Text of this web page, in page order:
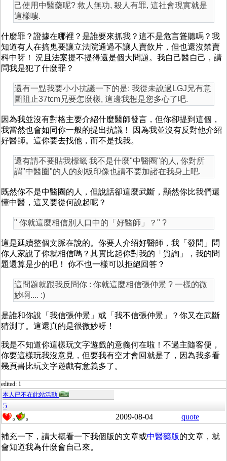
己使用中醫藥呢? 救人無功, 殺人有罪, 這社會現實就是
這樣嘍.
什麼罪？證據在哪裡？是誰要來抓我？這不是危言聳聽嗎？我
知道有人在搞鬼要讓立法院通過不讓人賣飲片，但也還沒禁賣
科中呀！ 況且法案提不提得還是個大問題。我自己醫自己，請
問我是犯了什麼罪？
還有一點我要小小抗議一下的是: 我從未說過LGJ兄有意
圖阻止37tcm兄要怎麼樣, 這邊我想是您多心了吧.
因為我並沒有對格主要介紹什麼醫師發言，但你卻提到這個，
我當然也會如同你一般的提出抗議！ 因為我並沒有反對他介紹
好醫師。這你要去找他，而不是找我。
還有請不要貼我標籤 我不是什麼"中醫圈"的人, 你對所
謂"中醫圈"的人的刻板印像也請不要加諸在我身上吧.
既然你不是中醫圈的人，但說話卻這麼武斷，顯然你比我們還
懂中醫，這又要從何說起呢？
" 你就這麼相信別人口中的「好醫師」？" ?
這是延續整個文脈在說的。你要人介绍好醫師，我「發問」問
你人家說了你就相信嗎？其實比起你對我的「質詢」，我的問
題還算是少的吧！ 你不也一樣可以拒絕回答？
這問題就跟我反問你 : 你就這麼相信張仲景 ? 一樣的微
妙啊.... :)
是誰和你說「我信張仲景」或「我不信張仲景」？你又在武斷
猜測了。這還真的是很微妙呀！
我是不知道你這樣玩文字遊戲的意義何在啦！不過主隨客便，
你要這樣玩我沒意見，但要我有空才會回就是了，因為我多看
幾頁書比玩文字遊戲有意義多了。
edited: 1
本人已不在此站活動
5
0 0 2009-08-04 quote
補充一下，請大概看一下我個版的文章或中醫藥版的文章，就
會知道我為什麼會自己來。